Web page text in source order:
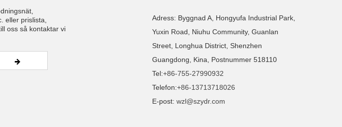
eller prislista,
oss så kontaktar vi
Adress: Byggnad A, Hongyufa Industrial Park,
Yuxin Road, Niuhu Community, Guanlan
Street, Longhua District, Shenzhen
Guangdong, Kina, Postnummer 518110
Tel:+86-755-27990932
Telefon:+86-13713718026
E-post: wzl@szydr.com